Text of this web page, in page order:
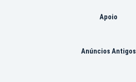
Apoio
Anúncios Antigos